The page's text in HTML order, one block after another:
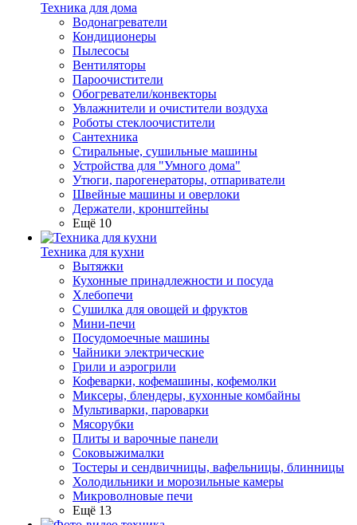
Техника для дома
Водонагреватели
Кондиционеры
Пылесосы
Вентиляторы
Пароочистители
Обогреватели/конвекторы
Увлажнители и очистители воздуха
Роботы стеклоочистители
Сантехника
Стиральные, сушильные машины
Устройства для "Умного дома"
Утюги, парогенераторы, отпариватели
Швейные машины и оверлоки
Держатели, кронштейны
Ещё 10
Техника для кухни
Вытяжки
Кухонные принадлежности и посуда
Хлебопечи
Сушилка для овощей и фруктов
Мини-печи
Посудомоечные машины
Чайники электрические
Грили и аэрогрили
Кофеварки, кофемашины, кофемолки
Миксеры, блендеры, кухонные комбайны
Мультиварки, пароварки
Мясорубки
Плиты и варочные панели
Соковыжималки
Тостеры и сендвичницы, вафельницы, блинницы
Холодильники и морозильные камеры
Микроволновые печи
Ещё 13